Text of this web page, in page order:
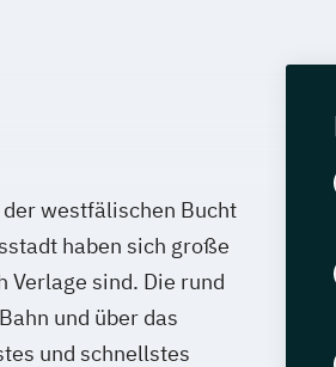
westfälischen Bucht
haben sich große
Verlage sind. Die rund
und über das
und schnellstes